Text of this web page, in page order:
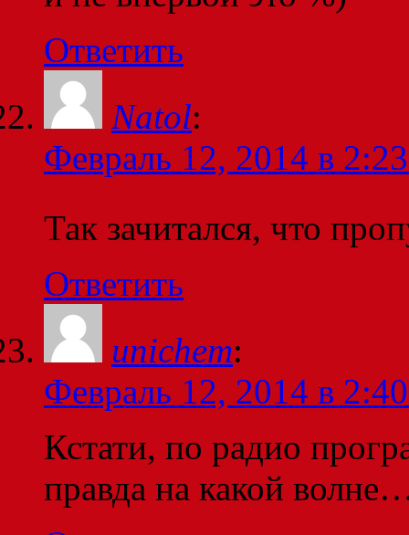
Ответить
Natol:
Февраль 12, 2014 в
Так зачитался, что
Ответить
unichem:
Февраль 12, 2014 в
Кстати, по радио
правда на какой